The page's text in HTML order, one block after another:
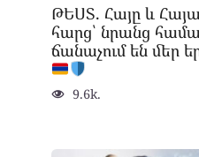
ԹԵՍՏ. Հայը և
հարց՝ նրանց
ճանաչում են մեր
9.6k.